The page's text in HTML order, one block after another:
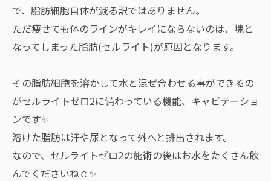
で、脂肪細胞自体が減る訳ではありません。
ただ痩せても体のラインがキレイにならないのは、塊と
なってしまった脂肪(セルライト)が原因となります。
その脂肪細胞を溶かして水と混ぜ合わせる事ができるの
がセルライトゼロ2に備わっている機能、キャビテーショ
ンです✨
溶けた脂肪は汗や尿となって外へと排出されます。
なので、セルライトゼロ2の施術の後はお水をたくさん飲
んでくださいね☺️✨